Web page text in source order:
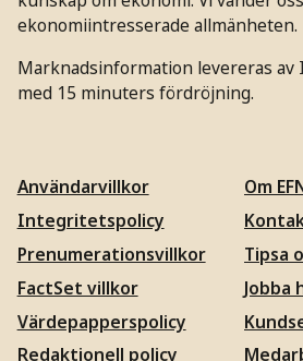
ekonomiintresserade allmänheten.
Marknadsinformation levereras av
med 15 minuters fördröjning.
Användarvillkor
Integritetspolicy
Prenumerationsvillkor
FactSet villkor
Värdepapperspolicy
Redaktionell policy
Om
Tipsa
Jobba